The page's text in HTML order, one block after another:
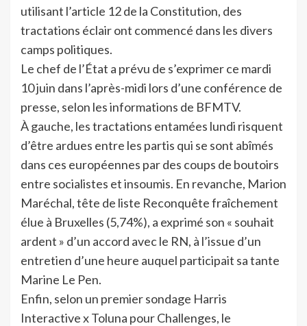
utilisant l’article 12 de la Constitution, des
tractations éclair ont commencé dans les divers
camps politiques.
Le chef de l’État a prévu de s’exprimer ce mardi
10 juin dans l’après-midi lors d’une conférence de
presse, selon les informations de BFMTV.
À gauche, les tractations entamées lundi risquent
d’être ardues entre les partis qui se sont abîmés
dans ces européennes par des coups de boutoirs
entre socialistes et insoumis. En revanche, Marion
Maréchal, tête de liste Reconquête fraîchement
élue à Bruxelles (5,74%), a exprimé son « souhait
ardent » d’un accord avec le RN, à l’issue d’un
entretien d’une heure auquel participait sa tante
Marine Le Pen.
Enfin, selon un premier sondage Harris
Interactive x Toluna pour Challenges, le